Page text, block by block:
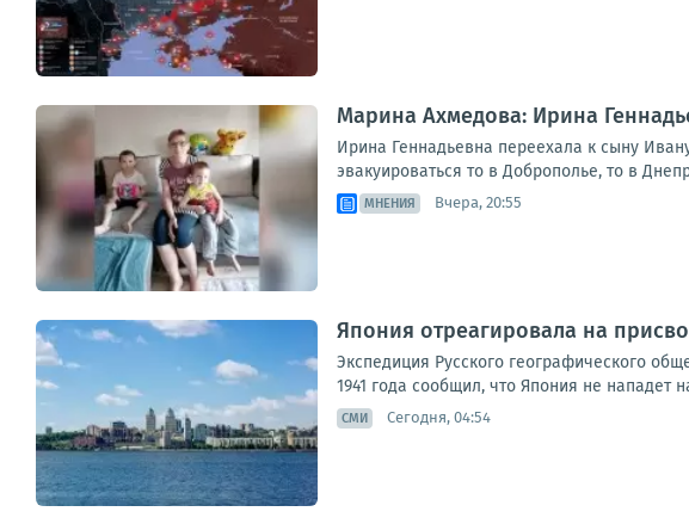
Марина Ахмедова: Ирина
Ирина Геннадьевна переехала к сыну
эвакуироваться то в Доброполье, то в
МНЕНИЯ Вчера, 20:55
Япония отреагировала на
Экспедиция Русского географического
1941 года сообщил, что Япония не нападет
СМИ Сегодня, 04:54